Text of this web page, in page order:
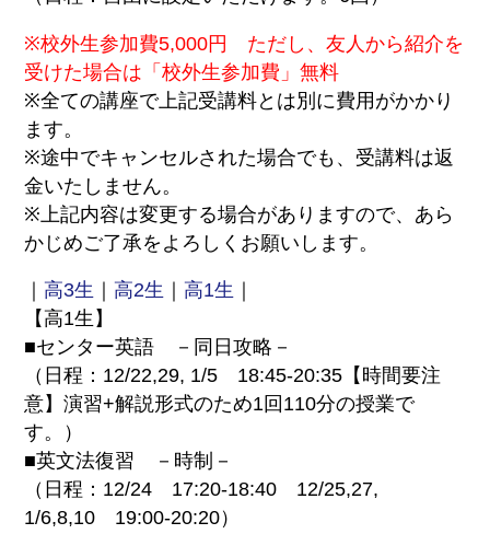
※校外生参加費5,000円 ただし、友人から紹介を
受けた場合は「校外生参加費」無料
※全ての講座で上記受講料とは別に費用がかかり
ます。
※途中でキャンセルされた場合でも、受講料は返
金いたしません。
※上記内容は変更する場合がありますので、あら
かじめご了承をよろしくお願いします。
高3生 高2生 高1生
【高1生】
■センター英語 －同日攻略－
（日程：12/22,29, 1/5 18:45-20:35【時間要注
意】演習+解説形式のため1回110分の授業で
す。）
■英文法復習 －時制－
（日程：12/24 17:20-18:40 12/25,27,
1/6,8,10 19:00-20:20）